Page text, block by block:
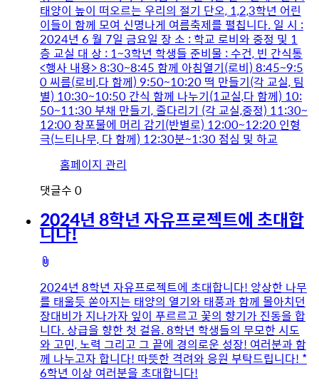
태양이 높이 떠오르는 우리의 절기 단오, 1,2,3학년 어린
이들이 함께 모여 신명나게 여름축제를 펼칩니다. 일 시 :
2024년 6 월 7일 금요일 장 소 : 학교 로비와 중정 및 1
층 교실 대 상 : 1~3학년 학생들 준비물 : 수건, 빈 간식통
<행사 내용> 8:30~8:45 함께 아침열기(로비) 8:45~9:5
0 씨름(로비,다 함께) 9:50~10:20 떡 만들기(각 교실, 팀
별) 10:30~10:50 간식 함께 나누기(1교실,다 함께) 10:
50~11:30 부채 만들기, 줄다리기 (각 교실,중정) 11:30~
12:00 창포물에 머리 감기(반별로) 12:00~12:20 인형
극(느티나무, 다 함께) 12:30분~1:30 점심 및 하교
이
지
홈페이지 관리
댓글수 0
2024년 8학년 자유프로젝트에 초대합
니다!
파
일
2024년 8학년 자유프로젝트에 초대합니다! 앙상한 나무
를 태울듯 쏟아지는 태양의 열기와 태풍과 함께 몰아치던
장대비가 지나가자 잎이 푸르르고 꽃의 향기가 진동을 합
니다. 상급을 향한 첫 걸음. 8학년 학생들의 무모한 시도
와 고민, 노력 그리고 그 끝에 경의로운 성장! 여러분과 함
께 나누고자 합니다! 따뜻한 격려와 응원 부탁드립니다! *
6학년 이상 여러분을 초대합니다!